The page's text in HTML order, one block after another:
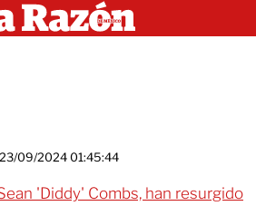
23/09/2024 01:45:44
'Diddy' Combs, han resurgido